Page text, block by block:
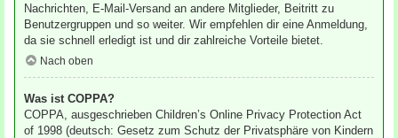
Nachrichten, E-Mail-Versand an andere Mitglieder, Beitritt zu
Benutzergruppen und so weiter. Wir empfehlen dir eine Anmeldung,
da sie schnell erledigt ist und dir zahlreiche Vorteile bietet.
Nach oben
Was ist COPPA?
COPPA, ausgeschrieben Children’s Online Privacy Protection Act
of 1998 (deutsch: Gesetz zum Schutz der Privatsphäre von Kindern